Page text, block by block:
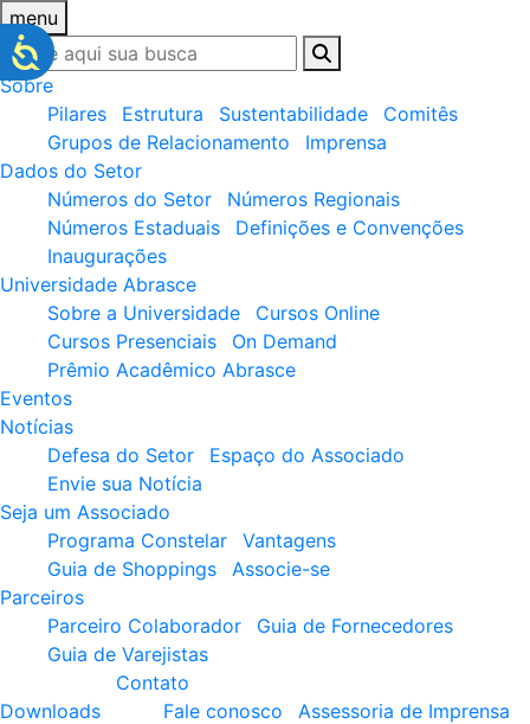
menu
Sobre
Pilares
Estrutura Sustentabilidade
Comitês
Grupos de Relacionamento
Imprensa
Dados do Setor
Números do Setor
Números Regionais
Números Estaduais
Definições e Convenções
Inaugurações
Universidade Abrasce
Sobre a Universidade
Cursos Online
Cursos Presenciais
On Demand
Prêmio Acadêmico Abrasce
Eventos
Notícias
Defesa do Setor
Espaço do Associado
Envie sua Notícia
Seja um Associado
Programa Constelar
Vantagens
Guia de Shoppings
Associe-se
Parceiros
Parceiro Colaborador
Guia de Fornecedores
Guia de Varejistas
Downloads
Contato
Fale conosco
Assessoria de Imprensa